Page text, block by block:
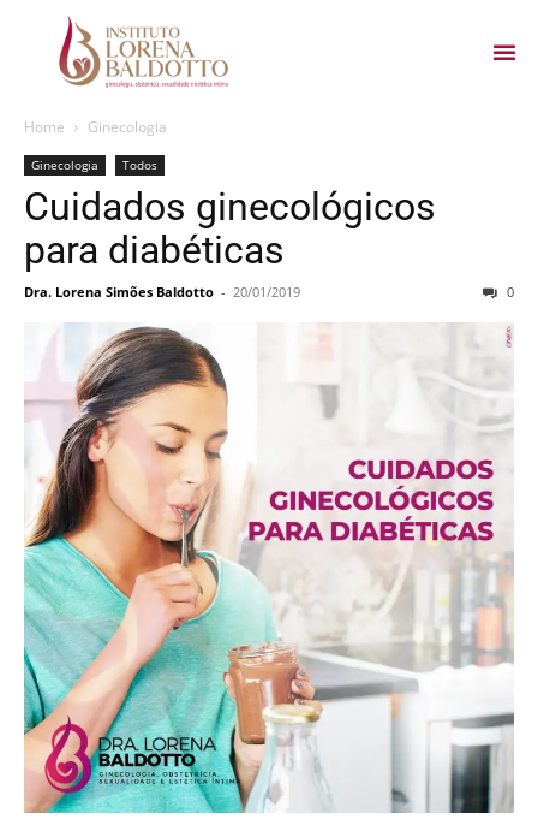
Home Ginecologia
Ginecologia Todos
Cuidados ginecológicos
para diabéticas
Dra. Lorena Simões Baldotto - 20/01/2019 0